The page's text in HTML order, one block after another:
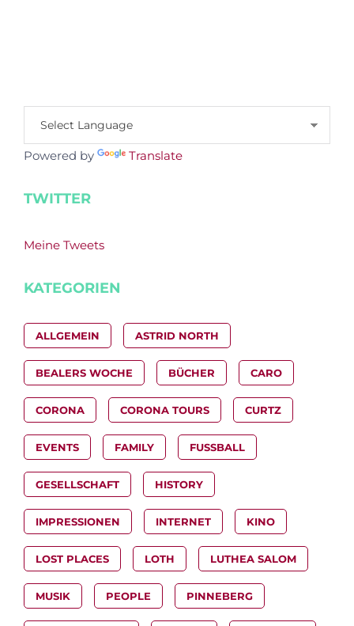
Powered by Translate
TWITTER
Meine Tweets
KATEGORIEN
ALLGEMEIN ASTRID NORTH
BEALERS WOCHE BÜCHER CARO
CORONA CORONA TOURS CURTZ
EVENTS FAMILY FUSSBALL
GESELLSCHAFT HISTORY
IMPRESSIONEN INTERNET KINO
LOST PLACES LOTH LUTHEA SALOM
MUSIK PEOPLE PINNEBERG